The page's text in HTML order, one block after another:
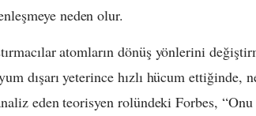
neden olur.
atomların dönüş yönlerini
dışarı yeterince hızlı hücum ettiğinde,
eden teorisyen rolündeki Forbes,